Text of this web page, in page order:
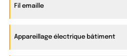
Fil emaille
Appareillage électrique bâtiment